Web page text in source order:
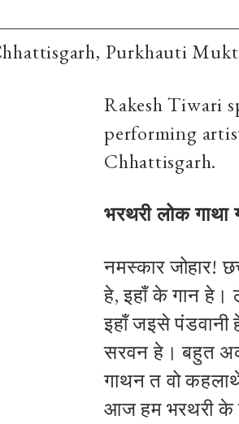
Purkhauti
Rakesh Tiwari
performing
Chhattisgarh.
भरथरी लोक गाथा
नमस्कार जोहार!
हे, इहाँ के गान
इहाँ जइसे पंडवानी
सरवन हे। बहुत
गाथन त वो
आज हम भरथरी के